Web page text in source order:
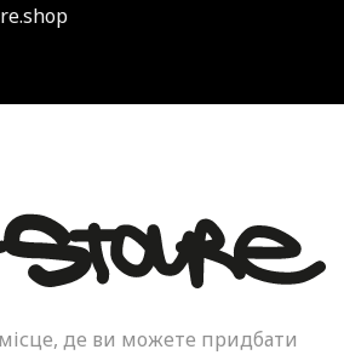
де ви можете придбати